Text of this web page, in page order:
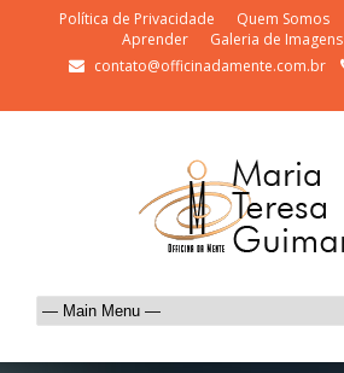
Política de Privacidade Quem Somos
Aprender
Galeria de Imagens
contato@officinadamente.com.br